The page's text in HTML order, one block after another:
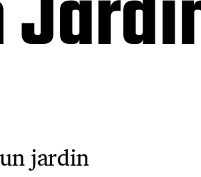
jardin